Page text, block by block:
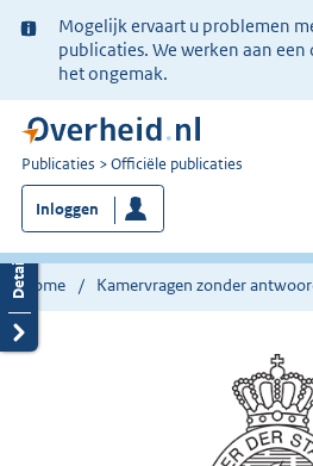
Ter
informatie:
Mogelijk ervaart u problemen
publicaties. We werken aan een
het ongemak.
U
bent
nu
hier:
Publicaties Officiële publicaties
Inloggen
Home Kamervragen zonder